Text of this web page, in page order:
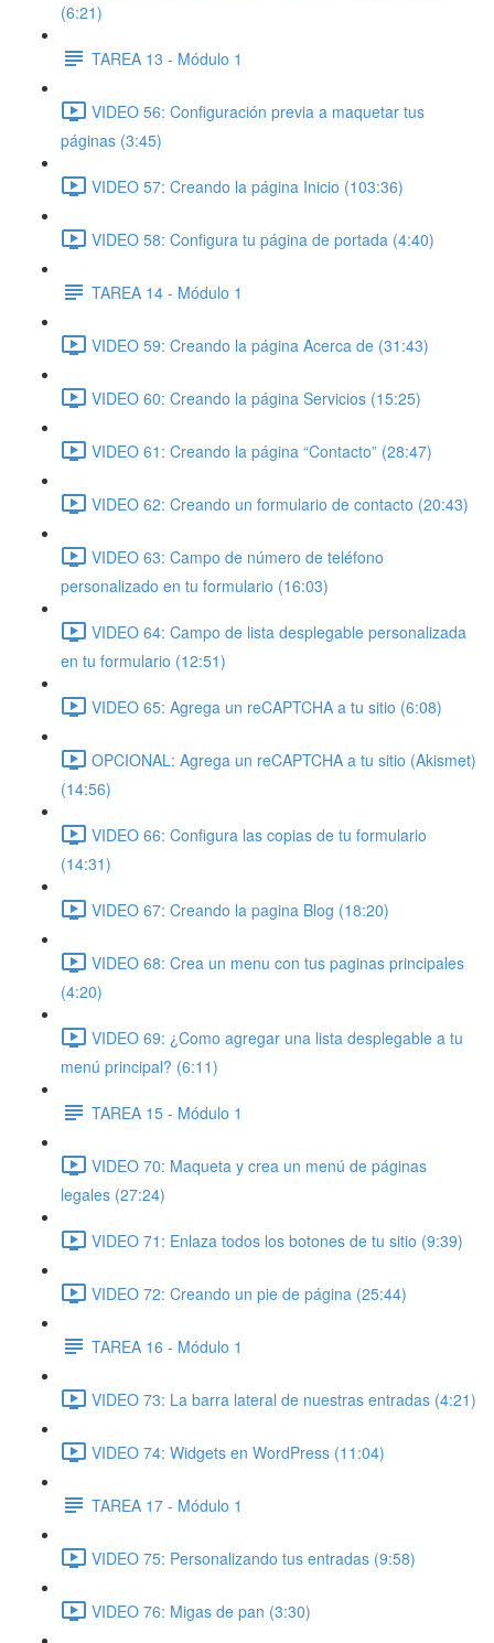
(6:21)
TAREA 13 - Módulo 1
VIDEO 56: Configuración previa a maquetar tus
páginas (3:45)
VIDEO 57: Creando la página Inicio (103:36)
VIDEO 58: Configura tu página de portada (4:40)
TAREA 14 - Módulo 1
VIDEO 59: Creando la página Acerca de (31:43)
VIDEO 60: Creando la página Servicios (15:25)
VIDEO 61: Creando la página “Contacto” (28:47)
VIDEO 62: Creando un formulario de contacto (20:43)
VIDEO 63: Campo de número de teléfono
personalizado en tu formulario (16:03)
VIDEO 64: Campo de lista desplegable personalizada
en tu formulario (12:51)
VIDEO 65: Agrega un reCAPTCHA a tu sitio (6:08)
OPCIONAL: Agrega un reCAPTCHA a tu sitio (Akismet)
(14:56)
VIDEO 66: Configura las copias de tu formulario
(14:31)
VIDEO 67: Creando la pagina Blog (18:20)
VIDEO 68: Crea un menu con tus paginas principales
(4:20)
VIDEO 69: ¿Como agregar una lista desplegable a tu
menú principal? (6:11)
TAREA 15 - Módulo 1
VIDEO 70: Maqueta y crea un menú de páginas
legales (27:24)
VIDEO 71: Enlaza todos los botones de tu sitio (9:39)
VIDEO 72: Creando un pie de página (25:44)
TAREA 16 - Módulo 1
VIDEO 73: La barra lateral de nuestras entradas (4:21)
VIDEO 74: Widgets en WordPress (11:04)
TAREA 17 - Módulo 1
VIDEO 75: Personalizando tus entradas (9:58)
VIDEO 76: Migas de pan (3:30)